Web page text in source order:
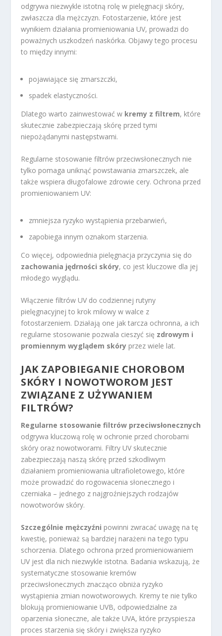
odgrywa niezwykle istotną rolę w pielęgnacji skóry,
zwłaszcza dla mężczyzn. Fotostarzenie, które jest
wynikiem działania promieniowania UV, prowadzi do
poważnych uszkodzeń naskórka. Objawy tego procesu
to między innymi:
pojawiające się zmarszczki,
spadek elastyczności.
Dlatego warto zainwestować w kremy z filtrem, które
skutecznie zabezpieczają skórę przed tymi
niepożądanymi następstwami.
Regularne stosowanie filtrów przeciwsłonecznych nie
tylko pomaga uniknąć powstawania zmarszczek, ale
także wspiera długofalowe zdrowie cery. Ochrona przed
promieniowaniem UV:
zmniejsza ryzyko wystąpienia przebarwień,
zapobiega innym oznakom starzenia.
Co więcej, odpowiednia pielęgnacja przyczynia się do
zachowania jędrności skóry, co jest kluczowe dla jej
młodego wyglądu.
Włączenie filtrów UV do codziennej rutyny
pielęgnacyjnej to krok milowy w walce z
fotostarzeniem. Działają one jak tarcza ochronna, a ich
regularne stosowanie pozwala cieszyć się zdrowym i
promiennym wyglądem skóry przez wiele lat.
JAK ZAPOBIEGANIE CHOROBOM
SKÓRY I NOWOTWOROM JEST
ZWIĄZANE Z UŻYWANIEM
FILTRÓW?
Regularne stosowanie filtrów przeciwsłonecznych
odgrywa kluczową rolę w ochronie przed chorobami
skóry oraz nowotworami. Filtry UV skutecznie
zabezpieczają naszą skórę przed szkodliwym
działaniem promieniowania ultrafioletowego, które
może prowadzić do rogowacenia słonecznego i
czerniaka – jednego z najgroźniejszych rodzajów
nowotworów skóry.
Szczególnie mężczyźni powinni zwracać uwagę na tę
kwestię, ponieważ są bardziej narażeni na tego typu
schorzenia. Dlatego ochrona przed promieniowaniem
UV jest dla nich niezwykle istotna. Badania wskazują, że
systematyczne stosowanie kremów
przeciwsłonecznych znacząco obniża ryzyko
wystąpienia zmian nowotworowych. Kremy te nie tylko
blokują promieniowanie UVB, odpowiedzialne za
oparzenia słoneczne, ale także UVA, które przyspiesza
proces starzenia się skóry i zwiększa ryzyko